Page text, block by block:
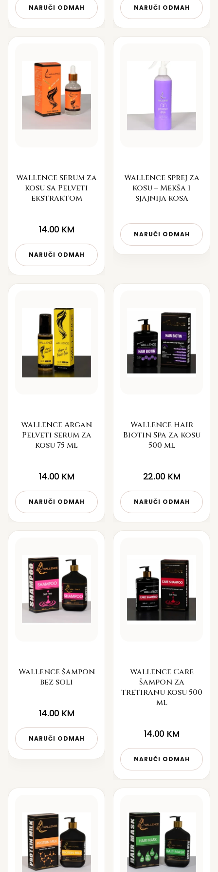
NARUČI ODMAH NARUČI ODMAH
Wallence serum za
kosu sa Pelveti
ekstraktom
14.00 KM
NARUČI ODMAH
Wallence sprej za
kosu – Mekša i
sjajnija kosa
NARUČI ODMAH
Wallence Argan
Pelveti serum za
kosu 75 ml
14.00 KM
NARUČI ODMAH
Wallence Hair
Biotin Spa za kosu
500 ml
22.00 KM
NARUČI ODMAH
Wallence šampon
bez soli
14.00 KM
NARUČI ODMAH
Wallence Care
šampon za
tretiranu kosu 500
ml
14.00 KM
NARUČI ODMAH